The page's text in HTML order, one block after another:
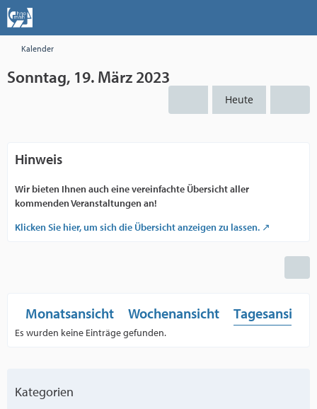
Kalender
Sonntag, 19. März 2023
Heute
Hinweis
Wir bieten Ihnen auch eine vereinfachte Übersicht aller
kommenden Veranstaltungen an!
Klicken Sie hier, um sich die Übersicht anzeigen zu lassen.
Monatsansicht Wochenansicht Tagesansicht
Es wurden keine Einträge gefunden.
Kategorien